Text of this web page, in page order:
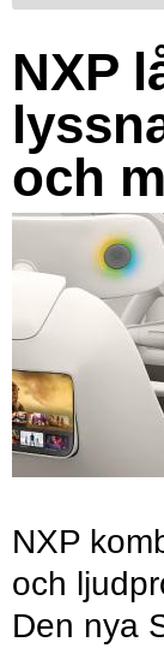
NXP
och
NXP
och
Den nya